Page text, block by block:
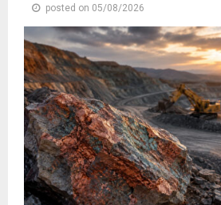
posted on 05/08/2026